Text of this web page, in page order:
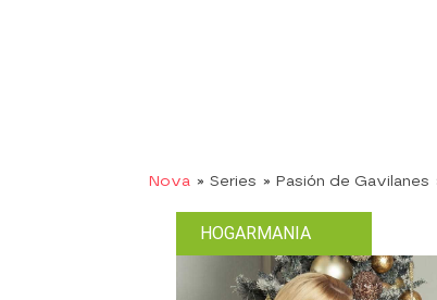
Nova » Series » Pasión de Gavilanes
HOGARMANIA